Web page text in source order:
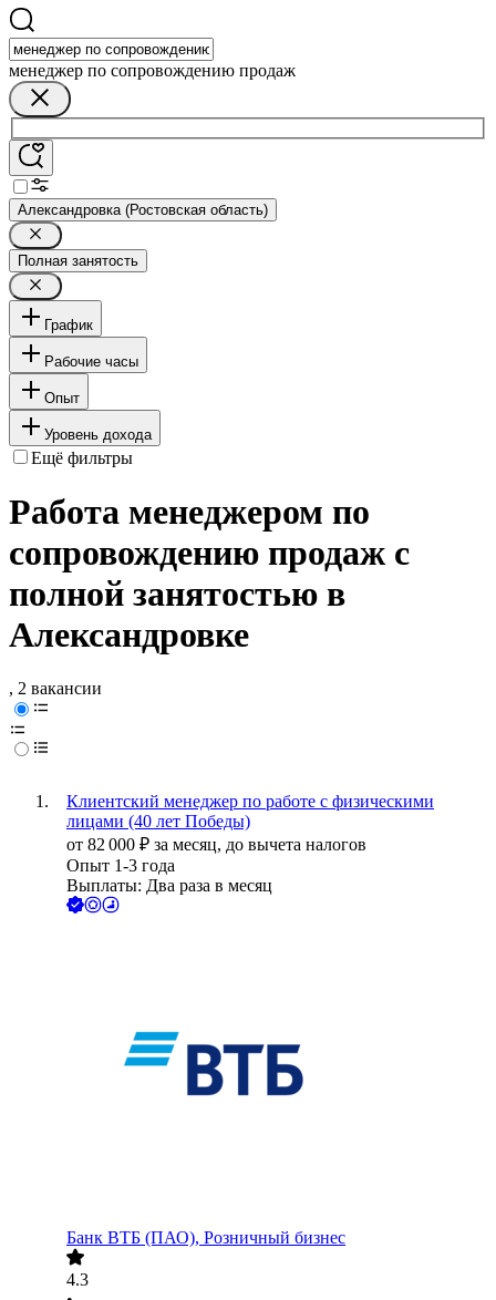
менеджер по сопровождению продаж
Александровка (Ростовская область)
Полная занятость
График
Рабочие часы
Опыт
Уровень дохода
Ещё фильтры
Работа менеджером по
сопровождению продаж с
полной занятостью в
Александровке
, 2 вакансии
Клиентский менеджер по работе с физическими
лицами (40 лет Победы)
от 82 000 ₽ за месяц, до вычета налогов
Опыт 1-3 года
Выплаты: Два раза в месяц
Банк ВТБ (ПАО), Розничный бизнес
4.3